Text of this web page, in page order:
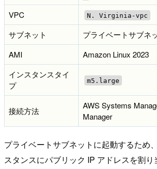
VPC N. Virginia-vpc
サブネット
プライベートサブネ
AMI
Amazon Linux 2023
インスタンスタイ
プ
m5.large
接続方法
AWS Systems
Manager
プライベートサブネットに起動するため
スタンスにパブリック IP アドレスを割